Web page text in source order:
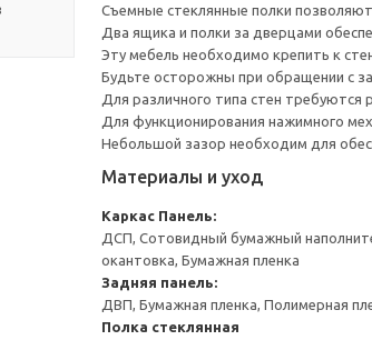
Съемные стеклянные полки
Два ящика и полки за дверцами
Эту мебель необходимо крепить к
Будьте осторожны при обращении с
Для различного типа стен
Для функционирования нажимного
Небольшой зазор необходим для
Материалы и уход
Каркас Панель:
ДСП, Сотовидный бумажный
окантовка, Бумажная пленка
Задняя панель:
ДВП, Бумажная пленка, Полимерная
Полка стеклянная